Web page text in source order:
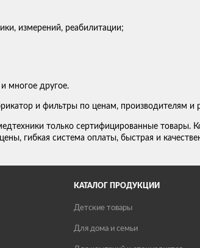
измерений, реабилитации;
многое другое.
и фильтры по ценам, производителям и
только сертифицированные
гибкая система оплаты, быстрая и
КАТАЛОГ ПРОДУКЦИИ
Детские товары
Для дома и семьи